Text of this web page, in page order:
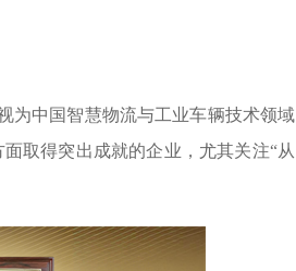
为中国智慧物流与工业车辆技术领域
取得突出成就的企业，尤其关注“从